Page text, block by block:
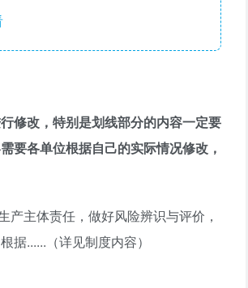
修改， 特别是划线部分的内容一定要
要各单位根据自己的实际情况修改，
主体责任，做好风险辨识与评价，
......（详见制度内容）